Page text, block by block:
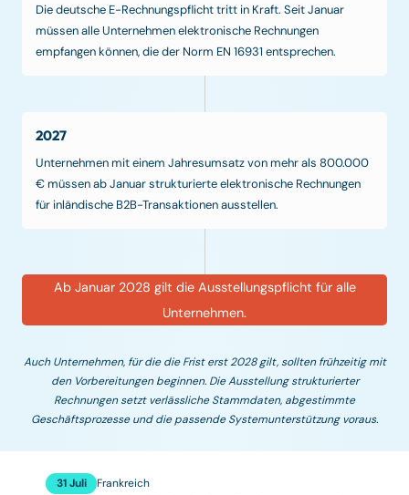
Die deutsche E-Rechnungspflicht tritt in Kraft. Seit Januar
müssen alle Unternehmen elektronische Rechnungen
empfangen können, die der Norm EN 16931 entsprechen.
2027
Unternehmen mit einem Jahresumsatz von mehr als 800.000
€ müssen ab Januar strukturierte elektronische Rechnungen
für inländische B2B-Transaktionen ausstellen.
Ab Januar 2028 gilt die Ausstellungspflicht für alle
Unternehmen.
Auch Unternehmen, für die die Frist erst 2028 gilt, sollten frühzeitig mit
den Vorbereitungen beginnen. Die Ausstellung strukturierter
Rechnungen setzt verlässliche Stammdaten, abgestimmte
Geschäftsprozesse und die passende Systemunterstützung voraus.
31 Juli Frankreich